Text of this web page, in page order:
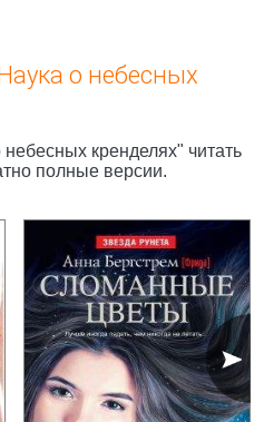
о небесных
кренделях" читать
полные версии.